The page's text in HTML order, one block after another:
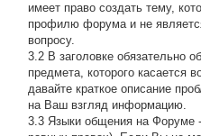
имеет право создать тему,
профилю форума и не
вопросу.
3.2 В заголовке обязательно
предмета, которого касается
давайте краткое описание
на Ваш взгляд информацию.
3.3 Языки общения на Форуме